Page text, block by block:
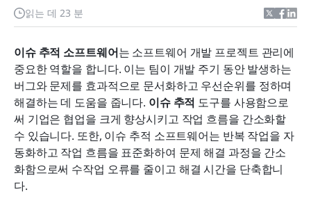
읽는 데 23 분
이슈 추적 소프트웨어는 소프트웨어 개발 프로젝트 관리에
중요한 역할을 합니다. 이는 팀이 개발 주기 동안 발생하는
버그와 문제를 효과적으로 문서화하고 우선순위를 정하며
해결하는 데 도움을 줍니다. 이슈 추적 도구를 사용함으로
써 기업은 협업을 크게 향상시키고 작업 흐름을 간소화할
수 있습니다. 또한, 이슈 추적 소프트웨어는 반복 작업을 자
동화하고 작업 흐름을 표준화하여 문제 해결 과정을 간소
화함으로써 수작업 오류를 줄이고 해결 시간을 단축합니
다.
이슈 추적 소프트웨어의 주요 기능
적합한 이슈 추적 소프트웨어 선택 방법
생산성을 높이기 위한 상위 9가지 이슈 추적 소프트
웨어 솔루션
The Future of Issue Tracking Software with Lark
결론
자주 묻는 질문 섹션